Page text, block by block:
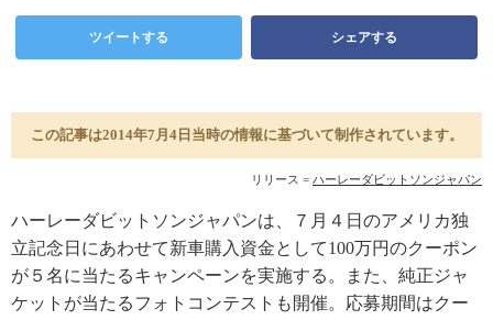
ツイートする シェアする
この記事は2014年7月4日当時の情報に基づいて制作されています。
リリース = ハーレーダビットソンジャパン
ハーレーダビットソンジャパンは、７月４日のアメリカ独
立記念日にあわせて新車購入資金として100万円のクーポン
が５名に当たるキャンペーンを実施する。また、純正ジャ
ケットが当たるフォトコンテストも開催。応募期間はクー